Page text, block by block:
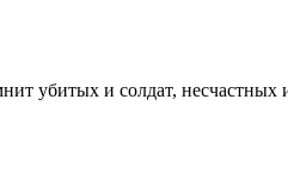
убитых и солдат,